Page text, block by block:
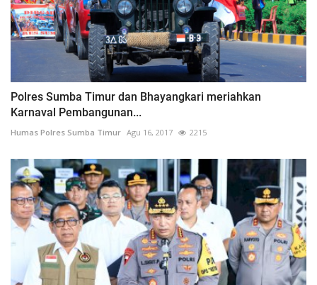
Polres Sumba Timur dan Bhayangkari meriahkan
Karnaval Pembangunan...
Humas Polres Sumba Timur Agu 16, 2017 2215